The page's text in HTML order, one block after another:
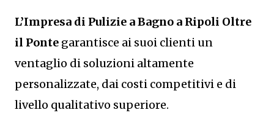
L’Impresa di Pulizie a Bagno a Ripoli Oltre
il Ponte garantisce ai suoi clienti un
ventaglio di soluzioni altamente
personalizzate, dai costi competitivi e di
livello qualitativo superiore.